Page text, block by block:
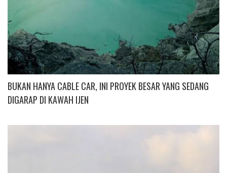
BUKAN HANYA CABLE CAR, INI PROYEK BESAR YANG SEDANG
DIGARAP DI KAWAH IJEN